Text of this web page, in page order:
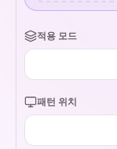
적용 모드
패턴 위치